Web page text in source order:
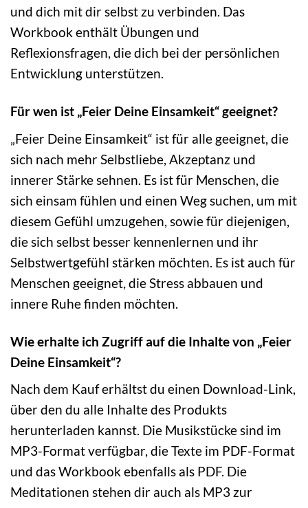
und dich mit dir selbst zu verbinden. Das
Workbook enthält Übungen und
Reflexionsfragen, die dich bei der persönlichen
Entwicklung unterstützen.
Für wen ist „Feier Deine Einsamkeit“ geeignet?
„Feier Deine Einsamkeit“ ist für alle geeignet, die
sich nach mehr Selbstliebe, Akzeptanz und
innerer Stärke sehnen. Es ist für Menschen, die
sich einsam fühlen und einen Weg suchen, um mit
diesem Gefühl umzugehen, sowie für diejenigen,
die sich selbst besser kennenlernen und ihr
Selbstwertgefühl stärken möchten. Es ist auch für
Menschen geeignet, die Stress abbauen und
innere Ruhe finden möchten.
Wie erhalte ich Zugriff auf die Inhalte von „Feier
Deine Einsamkeit“?
Nach dem Kauf erhältst du einen Download-Link,
über den du alle Inhalte des Produkts
herunterladen kannst. Die Musikstücke sind im
MP3-Format verfügbar, die Texte im PDF-Format
und das Workbook ebenfalls als PDF. Die
Meditationen stehen dir auch als MP3 zur